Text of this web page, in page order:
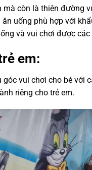
còn là thiên đường
uống phù hợp với
và vui chơi được các
em:
vui chơi cho bé với
riêng cho trẻ em.